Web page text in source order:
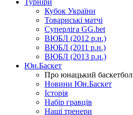
Турніри
Кубок України
Товариські матчі
Суперліга GG.bet
ВЮБЛ (2012 р.н.)
ВЮБЛ (2011 р.н.)
ВЮБЛ (2013 р.н.)
Юн.Баскет
Про юнацький баскетбол
Новини Юн.Баскет
Історія
Набір гравців
Наші тренери